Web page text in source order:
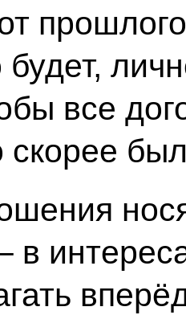
будет,
все
скорее
в